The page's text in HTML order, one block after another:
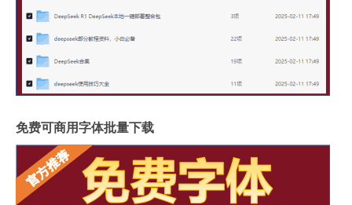
免费可商用字体批量下载